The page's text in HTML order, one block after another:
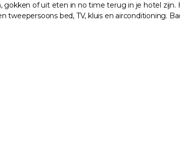
gokken of uit eten in no time terug in je hotel
tweepersoons bed, TV, kluis en airconditioning.